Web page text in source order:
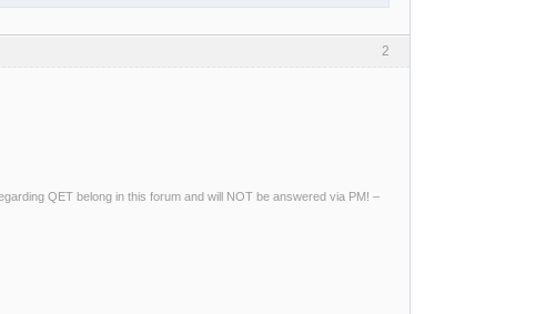
2
QET belong in this forum and will NOT be answered via PM! –